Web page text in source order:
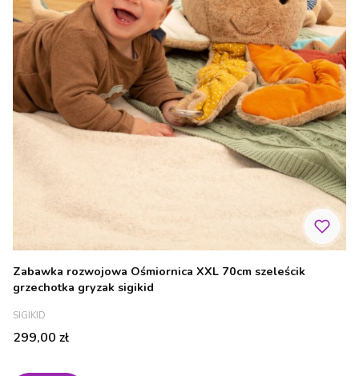
Zabawka rozwojowa Ośmiornica XXL 70cm szeleścik
grzechotka gryzak sigikid
PRODUCENT
SIGIKID
Cena
299,00 zł